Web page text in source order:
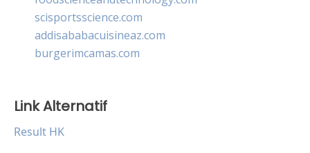
scisportsscience.com
addisababacuisineaz.com
burgerimcamas.com
Link Alternatif
Result HK